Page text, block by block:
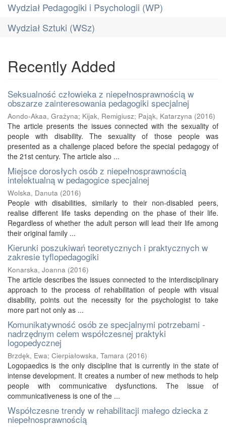
Wydział Pedagogiki i Psychologii (WP)
Wydział Sztuki (WSz)
Recently Added
Seksualność człowieka z niepełnosprawnością w
obszarze zainteresowania pedagogiki specjalnej
Aondo-Akaa, Grażyna; Kijak, Remigiusz; Pająk, Katarzyna (2016)
The article presents the issues connected with the sexuality of
people with disability. The sexuality of those people was
presented as a challenge placed before the special pedagogy of
the 21st century. The article also ...
Miejsce dorosłych osób z niepełnosprawnością
intelektualną w pedagogice specjalnej
Wolska, Danuta (2016)
People with disabilities, similarly to their non-disabled peers,
realise different life tasks depending on the phase of their life.
Regardless of whether the adult person will lead their life among
their original family ...
Kierunki poszukiwań teoretycznych i praktycznych w
zakresie tyflopedagogiki
Konarska, Joanna (2016)
The article describes the issues connected to the interdisciplinary
approach to the process of rehabilitation of people with visual
disability, points out the necessity for the psychologist to take
more part not only as ...
Komunikatywność osób ze specjalnymi potrzebami -
nadrzędnym celem współczesnej praktyki
logopedycznej
Brzdęk, Ewa; Cierpiałowska, Tamara (2016)
Logopaedics is the only discipline that is currently in the state of
intense development. It creates a number of new methods to help
people with communicative dysfunctions. The issue of
communicativeness is one of the ...
Współczesne trendy w rehabilitacji małego dziecka z
niepełnosprawnością